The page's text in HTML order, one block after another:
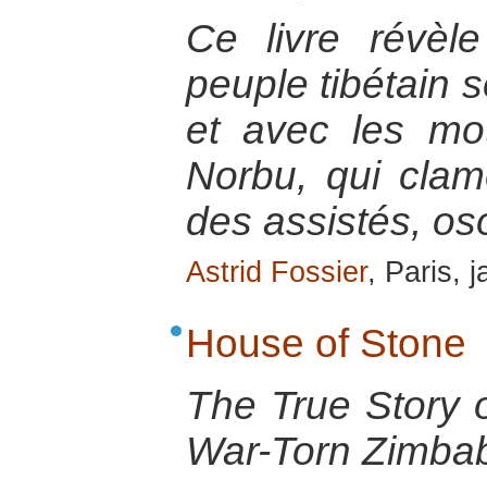
Ce livre
peuple tibétain
et avec les
Norbu, qui
des assistés,
Astrid Fossier, Paris,
House of Stone
The True Story
War-Torn